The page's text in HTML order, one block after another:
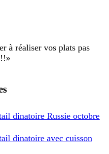
à réaliser vos plats pas
»
dinatoire Russie octobre
dinatoire avec cuisson